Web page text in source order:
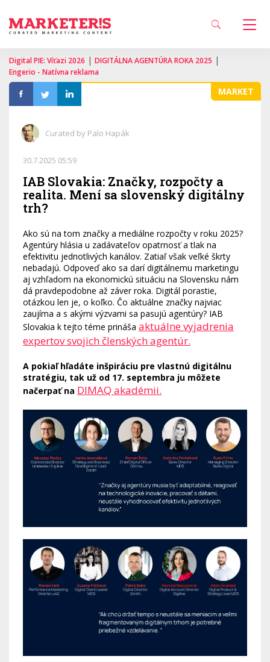
Digital PIE: Víťazi 2026 | DIGITÁLNA AGENTÚRA ROKA 2025 |
Engerio - Natívna reklama
MARKET
Curated by Palo Hapák
30.7.2025 05:59
IAB Slovakia: Značky, rozpočty a
realita. Mení sa slovenský digitálny
trh?
Ako sú na tom značky a mediálne rozpočty v roku 2025?
Agentúry hlásia u zadávateľov opatrnosť a tlak na
efektivitu jednotlivých kanálov. Zatiaľ však veľké škrty
nebadajú. Odpoveď ako sa darí digitálnemu marketingu
aj vzhľadom na ekonomickú situáciu na Slovensku nám
dá pravdepodobne až záver roka. Digitál porastie,
otázkou len je, o koľko. Čo aktuálne značky najviac
zaujíma a s akými výzvami sa pasujú agentúry? IAB
Slovakia k tejto téme prináša aktuálne vyjadrenia
expertov svojich členských agentúr.
A pokiaľ hľadáte inšpiráciu pre vlastnú digitálnu
stratégiu, tak už od 17. septembra ju môžete
načerpať na DIMAQ akadémii.